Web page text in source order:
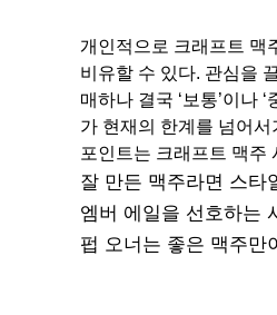
개인적으로 크래프트 맥
비유할 수 있다. 관심을
매하나 결국 ‘보통’이나
가 현재의 한계를 넘어
포인트는 크래프트 맥주
잘 만든 맥주라면 스타
엠버 에일을 선호하는
펍 오너는 좋은 맥주만